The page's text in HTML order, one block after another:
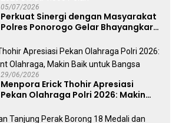
05/07/2026
Perkuat Sinergi dengan Masyarakat
Polres Ponorogo Gelar Bhayangkara
29/06/2026
Menpora Erick Thohir Apresiasi
Pekan Olahraga Polri 2026: Makin
untuk Bangsa